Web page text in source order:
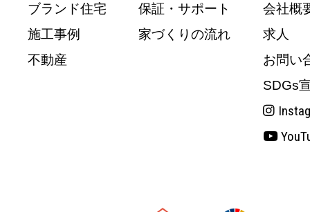
ブランド住宅
施工事例
不動産
保証・サポート
家づくりの流れ
会社概
求人
お問い
SDGs